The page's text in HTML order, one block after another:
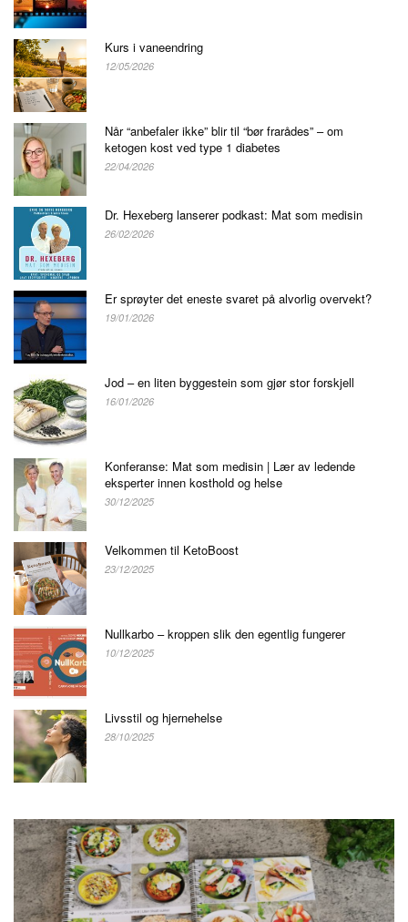
Kurs i vaneendring
12/05/2026
Når “anbefaler ikke” blir til “bør frarådes” – om
ketogen kost ved type 1 diabetes
22/04/2026
Dr. Hexeberg lanserer podkast: Mat som medisin
26/02/2026
Er sprøyter det eneste svaret på alvorlig overvekt?
19/01/2026
Jod – en liten byggestein som gjør stor forskjell
16/01/2026
Konferanse: Mat som medisin | Lær av ledende
eksperter innen kosthold og helse
30/12/2025
Velkommen til KetoBoost
23/12/2025
Nullkarbo – kroppen slik den egentlig fungerer
10/12/2025
Livsstil og hjernehelse
28/10/2025